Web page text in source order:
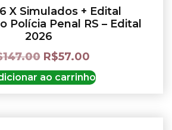
X Simulados + Edital
Polícia Penal RS – Edital
2026
147.00 R$57.00
ao carrinho